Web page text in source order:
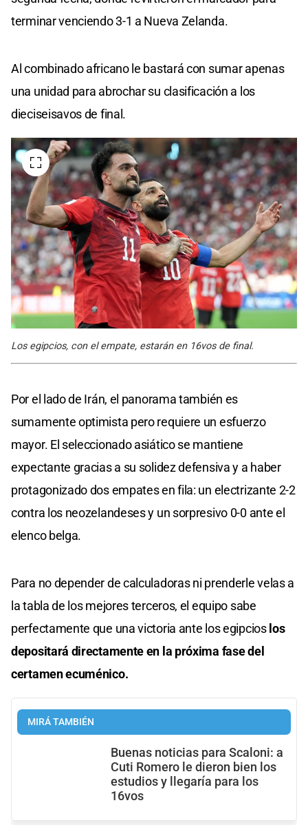
terminar venciendo 3-1 a Nueva Zelanda.
Al combinado africano le bastará con sumar apenas
una unidad para abrochar su clasificación a los
dieciseisavos de final.
Los egipcios, con el empate, estarán en 16vos de final.
Por el lado de Irán, el panorama también es
sumamente optimista pero requiere un esfuerzo
mayor. El seleccionado asiático se mantiene
expectante gracias a su solidez defensiva y a haber
protagonizado dos empates en fila: un electrizante 2-2
contra los neozelandeses y un sorpresivo 0-0 ante el
elenco belga.
Para no depender de calculadoras ni prenderle velas a
la tabla de los mejores terceros, el equipo sabe
perfectamente que una victoria ante los egipcios los
depositará directamente en la próxima fase del
certamen ecuménico.
MIRÁ TAMBIÉN
Buenas noticias para Scaloni: a
Cuti Romero le dieron bien los
estudios y llegaría para los
16vos